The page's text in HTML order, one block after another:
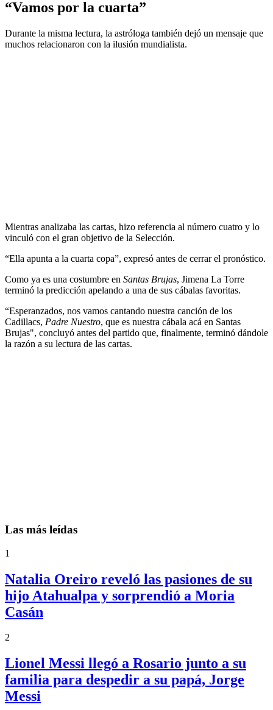
“Vamos por la cuarta”
Durante la misma lectura, la astróloga también dejó un mensaje que
muchos relacionaron con la ilusión mundialista.
Mientras analizaba las cartas, hizo referencia al número cuatro y lo
vinculó con el gran objetivo de la Selección.
“Ella apunta a la cuarta copa”, expresó antes de cerrar el pronóstico.
Como ya es una costumbre en Santas Brujas, Jimena La Torre
terminó la predicción apelando a una de sus cábalas favoritas.
“Esperanzados, nos vamos cantando nuestra canción de los
Cadillacs, Padre Nuestro, que es nuestra cábala acá en Santas
Brujas", concluyó antes del partido que, finalmente, terminó dándole
la razón a su lectura de las cartas.
Las más leídas
1
Natalia Oreiro reveló las pasiones de su
hijo Atahualpa y sorprendió a Moria
Casán
2
Lionel Messi llegó a Rosario junto a su
familia para despedir a su papá, Jorge
Messi